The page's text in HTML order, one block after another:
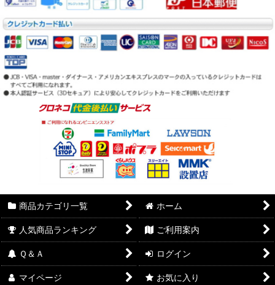
商品カテゴリ一覧 ホーム
人気商品ランキング ご利用案内
Ｑ＆Ａ ログイン
マイページ お気に入り